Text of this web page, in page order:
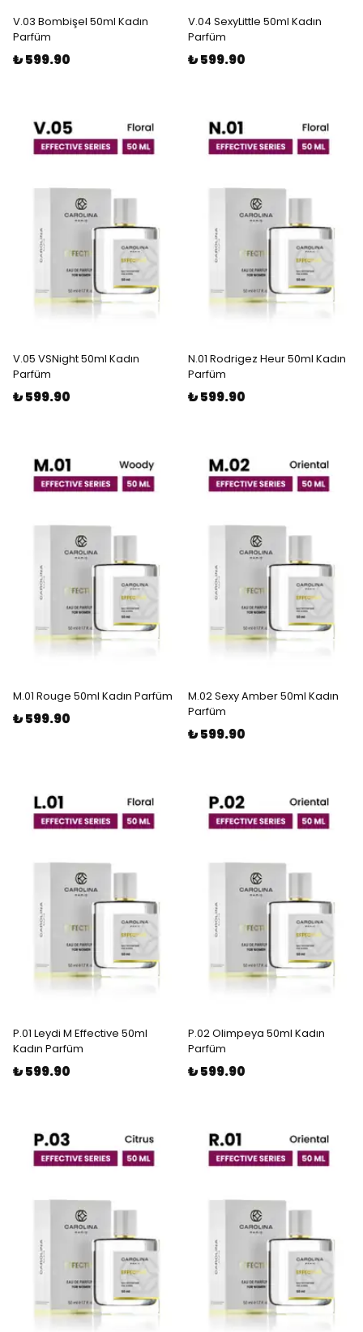
V.03 Bombişel 50ml Kadın
Parfüm
₺ 599.90
V.04 SexyLittle 50ml Kadın
Parfüm
₺ 599.90
V.05 VSNight 50ml Kadın
Parfüm
₺ 599.90
N.01 Rodrigez Heur 50ml Kadın
Parfüm
₺ 599.90
M.01 Rouge 50ml Kadın Parfüm
₺ 599.90
M.02 Sexy Amber 50ml Kadın
Parfüm
₺ 599.90
P.01 Leydi M Effective 50ml
Kadın Parfüm
₺ 599.90
P.02 Olimpeya 50ml Kadın
Parfüm
₺ 599.90